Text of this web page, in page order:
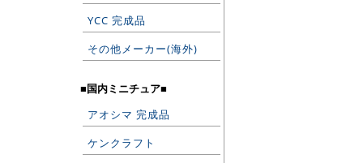
YCC 完成品
その他メーカー(海外)
■国内ミニチュア■
アオシマ 完成品
ケンクラフト